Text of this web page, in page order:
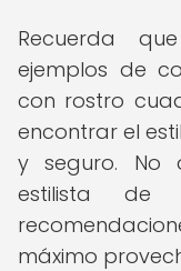
Recuerda
ejemplos de
con rostro
encontrar el
y seguro. No
estilista de
máximo